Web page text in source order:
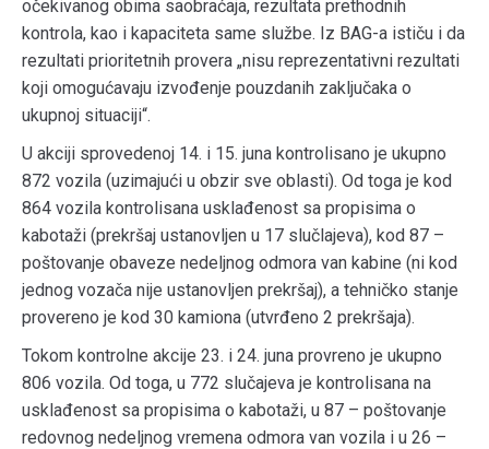
očekivanog obima saobraćaja, rezultata prethodnih
kontrola, kao i kapaciteta same službe. Iz BAG-a ističu i da
rezultati prioritetnih provera „nisu reprezentativni rezultati
koji omogućavaju izvođenje pouzdanih zaključaka o
ukupnoj situaciji“.
U akciji sprovedenoj 14. i 15. juna kontrolisano je ukupno
872 vozila (uzimajući u obzir sve oblasti). Od toga je kod
864 vozila kontrolisana usklađenost sa propisima o
kabotaži (prekršaj ustanovljen u 17 slučlajeva), kod 87 –
poštovanje obaveze nedeljnog odmora van kabine (ni kod
jednog vozača nije ustanovljen prekršaj), a tehničko stanje
provereno je kod 30 kamiona (utvrđeno 2 prekršaja).
Tokom kontrolne akcije 23. i 24. juna provreno je ukupno
806 vozila. Od toga, u 772 slučajeva je kontrolisana na
usklađenost sa propisima o kabotaži, u 87 – poštovanje
redovnog nedeljnog vremena odmora van vozila i u 26 –